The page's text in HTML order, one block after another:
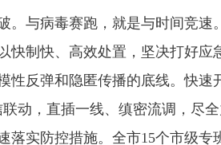
与病毒赛跑，就是与时间竞速
快制快、高效处置，坚决打好应
性反弹和隐匿传播的底线。快速
动，直插一线、缜密流调，尽
落实防控措施。全市15个市级专